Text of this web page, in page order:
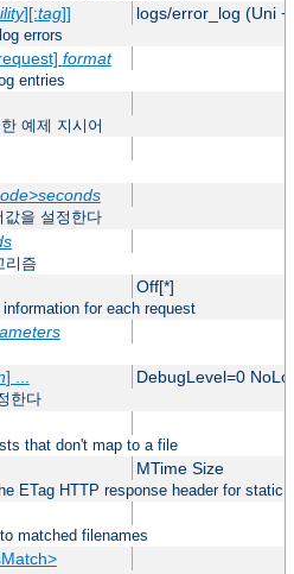
][:tag]] logs/error_log (Uni +
errors
format
entries
예제 지시어
값을 설정한다
리즘
Off[*]
for each request
] ... DebugLevel=0
한다
that don't map to a file
MTime Size
ETag HTTP response header for static
matched filenames